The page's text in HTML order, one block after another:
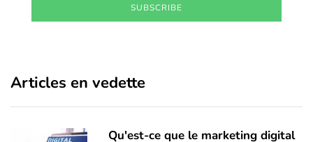
SUBSCRIBE
Articles en vedette
Qu'est-ce que le marketing digital